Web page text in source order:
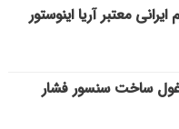
معتبر آریا اینوستور
غول ساخت سنسور فشار